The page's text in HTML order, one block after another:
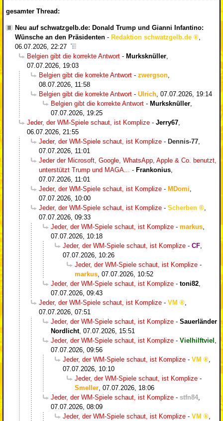
gesamter Thread:
Neu auf schwatzgelb.de: Donald Trump und Gianni Infantino:
Wünsche an den Präsidenten - Redaktion schwatzgelb.de
06.07.2026, 22:27
Belgien gibt die korrekte Antwort - Murksknüller
07.07.2026, 19:03
Belgien gibt die korrekte Antwort - zwergson
08.07.2026, 11:58
Belgien gibt die korrekte Antwort - Ulrich 07.07.2026, 19:14
Belgien gibt die korrekte Antwort - Murksknüller
07.07.2026, 19:25
Jeder, der WM-Spiele schaut, ist Komplize - Jerry67
06.07.2026, 21:55
Jeder, der WM-Spiele schaut, ist Komplize - Dennis-77
07.07.2026, 11:01
Jeder der Microsoft, Google, WhatsApp, Apple & Co. benutzt,
unterstützt Trump und MAGA...
- Frankonius
07.07.2026, 11:01
Jeder, der WM-Spiele schaut, ist Komplize - MDomi
07.07.2026, 10:00
Jeder, der WM-Spiele schaut, ist Komplize - Scherben
07.07.2026, 09:33
Jeder, der WM-Spiele schaut, ist Komplize - markus
07.07.2026, 10:18
Jeder, der WM-Spiele schaut, ist Komplize - CF
07.07.2026, 10:26
Jeder, der WM-Spiele schaut, ist Komplize -
markus 07.07.2026, 10:52
Jeder, der WM-Spiele schaut, ist Komplize - toni82
07.07.2026, 09:43
Jeder, der WM-Spiele schaut, ist Komplize - VM
07.07.2026, 07:51
Jeder, der WM-Spiele schaut, ist Komplize - Sauerländer
Nordlicht, 07.07.2026, 15:51
Jeder, der WM-Spiele schaut, ist Komplize - Vielhilftviel
07.07.2026, 09:56
Jeder, der WM-Spiele schaut, ist Komplize - VM
07.07.2026, 10:10
Jeder, der WM-Spiele schaut, ist Komplize -
Smeller 07.07.2026, 18:06
Jeder, der WM-Spiele schaut, ist Komplize - stfn84
07.07.2026, 08:09
Jeder, der WM-Spiele schaut, ist Komplize - VM